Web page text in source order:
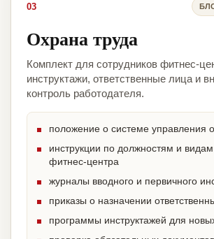
03
Охрана труда
Комплект для сотрудников фитнес-
инструктажи, ответственные лица и
контроль работодателя.
положение о системе управления
инструкции по должностям и
фитнес-центра
журналы вводного и первичного
приказы о назначении
программы инструктажей для